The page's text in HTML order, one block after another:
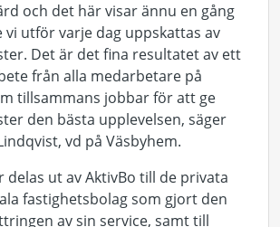
och det här visar ännu en gång
utför varje dag uppskattas av
Det är det fina resultatet av ett
från alla medarbetare på
tillsammans jobbar för att ge
den bästa upplevelsen, säger
vd på Väsbyhem.
delas ut av AktivBo till de privata
fastighetsbolag som gjort den
av sin service, samt till